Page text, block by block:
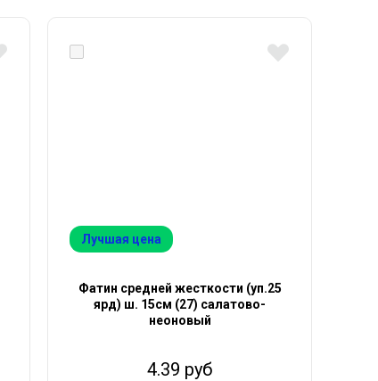
Лучшая цена
Фатин средней жесткости (уп.25
ярд) ш. 15см (27) салатово-
неоновый
4.39 руб